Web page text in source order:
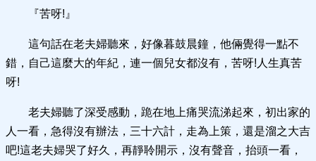
『苦呀!』
這句話在老夫婦聽來，好像暮鼓晨鐘，他倆覺得一點不
錯，自己這麼大的年紀，連一個兒女都沒有，苦呀!人生真苦
呀!
老夫婦聽了深受感動，跪在地上痛哭流涕起來，初出家的
人一看，急得沒有辦法，三十六計，走為上策，還是溜之大吉
吧!這老夫婦哭了好久，再靜聆開示，沒有聲音，抬頭一看，